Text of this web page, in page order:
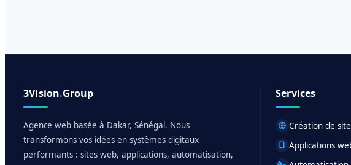
3Vision.Group
Agence web basée à Dakar, Sénégal. Nous
transformons vos idées en systèmes digitaux
performants : sites web, applications, automatisation,
Services
Création de
Applications